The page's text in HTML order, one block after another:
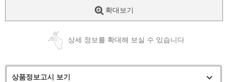
확대보기
상세 정보를 확대해 보실 수 있습니다
상품정보고시 보기